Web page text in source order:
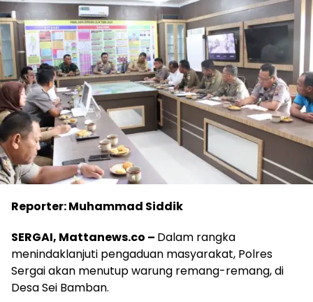
Reporter: Muhammad Siddik
SERGAI, Mattanews.co – Dalam rangka
menindaklanjuti pengaduan masyarakat, Polres
Sergai akan menutup warung remang-remang, di
Desa Sei Bamban.